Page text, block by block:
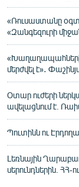
«Ռուսաստանը
«Զանգեզուրի
մերժվել է»․
Օտար ուժերի
ավելացնում է.
Պուտինն ու
Լեռնային
սերունդներին.